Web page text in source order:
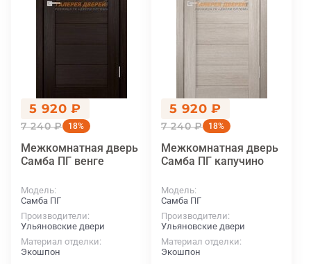
5 920 ₽
7 240 ₽ 18%
Межкомнатная дверь
Самба ПГ венге
Модель
Самба ПГ
Производители
Ульяновские двери
Материал отделки
Экошпон
5 920 ₽
7 240 ₽ 18%
Межкомнатная дверь
Самба ПГ капучино
Модель
Самба ПГ
Производители
Ульяновские двери
Материал отделки
Экошпон